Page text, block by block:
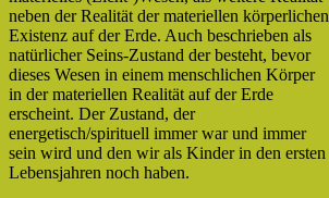
neben der Realität der materiellen körperlichen
Existenz auf der Erde. Auch beschrieben als
natürlicher Seins-Zustand der besteht, bevor
dieses Wesen in einem menschlichen Körper
in der materiellen Realität auf der Erde
erscheint. Der Zustand, der
energetisch/spirituell immer war und immer
sein wird und den wir als Kinder in den ersten
Lebensjahren noch haben.